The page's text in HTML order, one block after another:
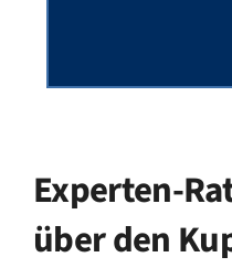
Experten-
über den